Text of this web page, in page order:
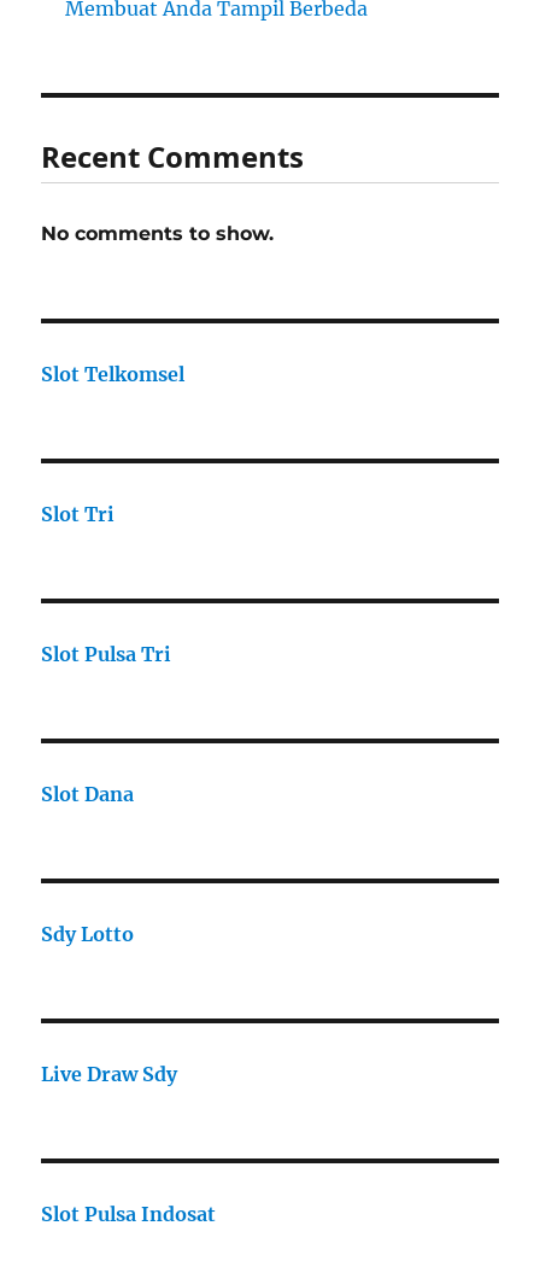
Membuat Anda Tampil Berbeda
Recent Comments
No comments to show.
Slot Telkomsel
Slot Tri
Slot Pulsa Tri
Slot Dana
Sdy Lotto
Live Draw Sdy
Slot Pulsa Indosat